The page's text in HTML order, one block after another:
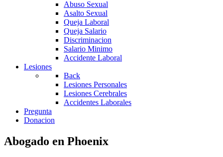
Abuso Sexual
Asalto Sexual
Queja Laboral
Queja Salario
Discriminacion
Salario Minimo
Accidente Laboral
Lesiones
Back
Lesiones Personales
Lesiones Cerebrales
Accidentes Laborales
Pregunta
Donacion
Abogado en Phoenix